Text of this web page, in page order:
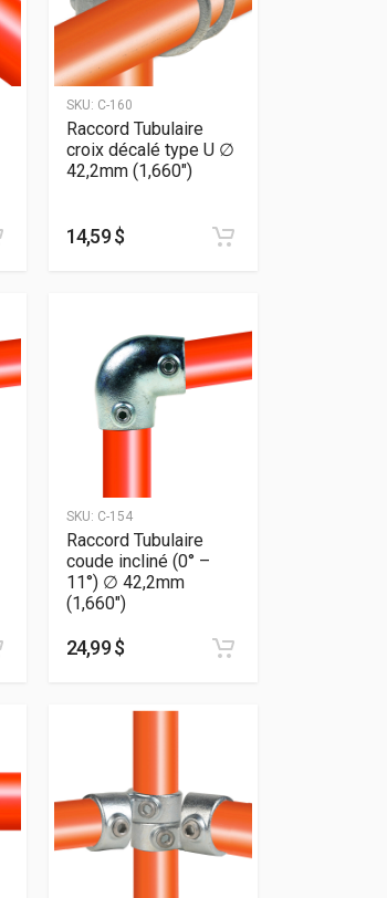
SKU: C-160
Raccord Tubulaire
croix décalé type U ∅
42,2mm (1,660″)
14,59 $
SKU: C-154
Raccord Tubulaire
coude incliné (0° –
11°) ∅ 42,2mm
(1,660″)
24,99 $